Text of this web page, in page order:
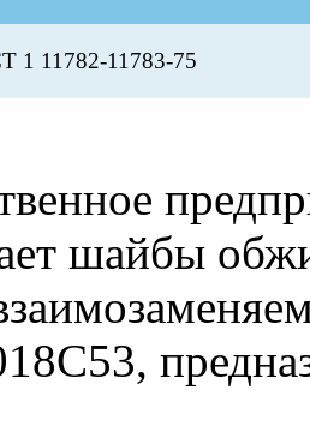
11782-11783-75
шайбы